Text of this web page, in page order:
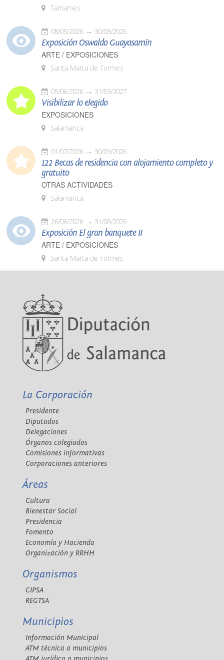
Tamames
08/05/2026 30/08/2026
Exposición Oswaldo Guayasamín
ARTE / EXPOSICIONES
Santa Marta de Tormes
05/06/2026 31/03/2027
Visibilizar lo elegido
EXPOSICIONES
Salamanca
01/07/2026 30/09/2026
122 Becas de residencia con alojamiento completo y
gratuito
OTRAS ACTIVIDADES
Salamanca
26/06/2026 31/08/2026
Exposición El gran banquete II
ARTE / EXPOSICIONES
Santa Marta de Tormes
La Corporación
Presidente
Diputados
Delegaciones
Órganos colegiados
Comisiones informativas
Corporaciones anteriores
Áreas
Cultura
Bienestar Social
Presidencia
Fomento
Economía y Hacienda
Organización y RRHH
Organismos
CIPSA
REGTSA
Municipios
Información Municipal
ATM técnica a municipios